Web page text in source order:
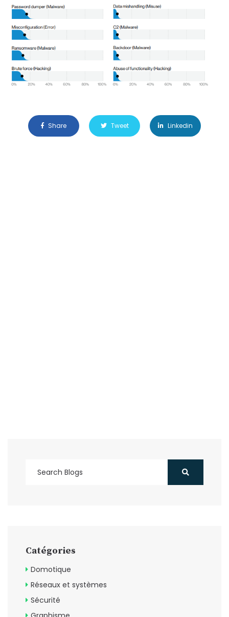
Share Tweet Linkedin
Catégories
Domotique
Réseaux et systèmes
Sécurité